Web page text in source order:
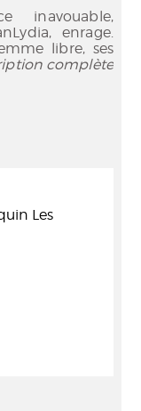
inavouable,
enrage.
libre, ses
complète
Les